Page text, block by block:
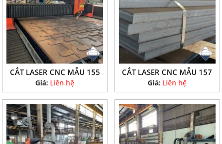
CẮT LASER CNC MẪU 155
Giá: Liên hệ
CẮT LASER CNC MẪU 157
Giá: Liên hệ